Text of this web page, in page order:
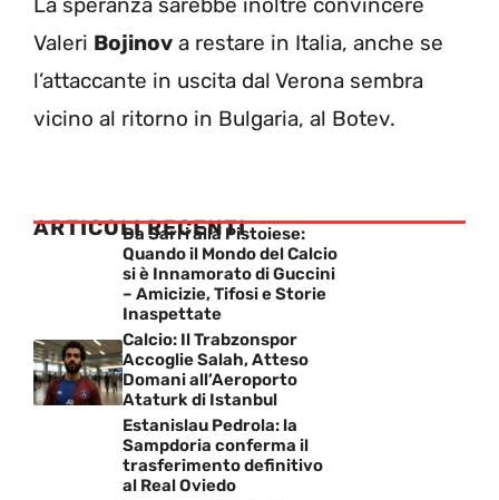
Valeri Bojinov a restare in Italia, anche se
l’attaccante in uscita dal Verona sembra
vicino al ritorno in Bulgaria, al Botev.
ARTICOLI RECENTI
Da Sarri alla Pistoiese:
Quando il Mondo del Calcio
si è Innamorato di Guccini
– Amicizie, Tifosi e Storie
Inaspettate
Calcio: Il Trabzonspor
Accoglie Salah, Atteso
Domani all’Aeroporto
Ataturk di Istanbul
Estanislau Pedrola: la
Sampdoria conferma il
trasferimento definitivo
al Real Oviedo